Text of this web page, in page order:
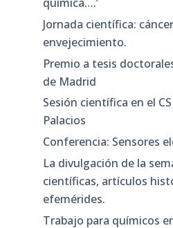
Jornada científica:
envejecimiento.
Premio a tesis
de Madrid
Sesión científica en el
Palacios
Conferencia: Sensores
La divulgación de la
científicas, artículos
efemérides.
Trabajo para químicos